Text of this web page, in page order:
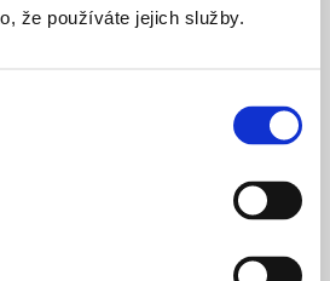
že používáte jejich služby.